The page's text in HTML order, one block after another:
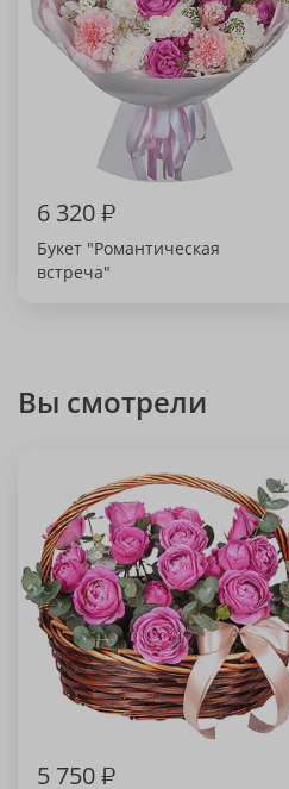
6 320₽
Букет "Романтическая
встреча"
Вы смотрели
5 750₽